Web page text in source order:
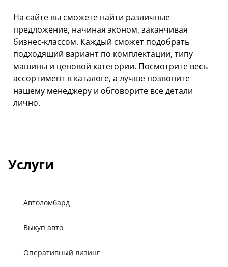
На сайте вы сможете найти различные
предложение, начиная эконом, заканчивая
бизнес-классом. Каждый сможет подобрать
подходящий вариант по комплектации, типу
машины и ценовой категории. Посмотрите весь
ассортимент в каталоге, а лучше позвоните
нашему менеджеру и обговорите все детали
лично.
Услуги
Автоломбард
Выкуп авто
Оперативный лизинг